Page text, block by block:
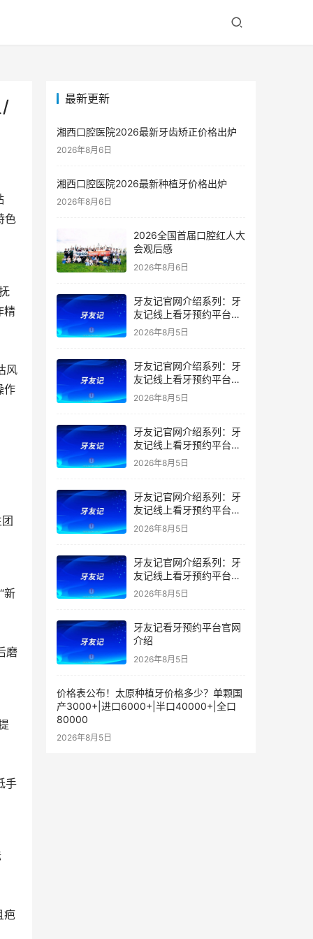
/
色
精
风
作
新
磨
手
疤
最新更新
湘西口腔医院2026最新牙齿矫正价格出炉
2026年8月6日
湘西口腔医院2026最新种植牙价格出炉
2026年8月6日
2026全国首届口腔红人大
会观后感
2026年8月6日
牙友记官网介绍系列：牙
友记线上看牙预约平台是
干什么的？靠谱吗？
2026年8月5日
牙友记官网介绍系列：牙
友记线上看牙预约平台让
看牙不再靠运气
2026年8月5日
牙友记官网介绍系列：牙
友记线上看牙预约平台打
破口腔行业专业壁垒新手
2026年8月5日
牙友记官网介绍系列：牙
友记线上看牙预约平台落
地同城就诊经验打破未知
2026年8月5日
牙友记官网介绍系列：牙
友记线上看牙预约平台的
优势在哪里？
2026年8月5日
牙友记看牙预约平台官网
介绍
2026年8月5日
价格表公布！太原种植牙价格多少？单颗国
产3000+|进口6000+|半口40000+|全口
80000
2026年8月5日